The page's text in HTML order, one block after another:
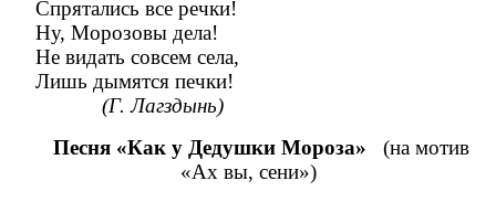
Спрятались все речки!
Ну, Морозовы дела!
Не видать совсем села,
Лишь дымятся печки!
(Г. Лагздынь)
Песня «Как у Дедушки Мороза» (на мотив
«Ах вы, сени»)